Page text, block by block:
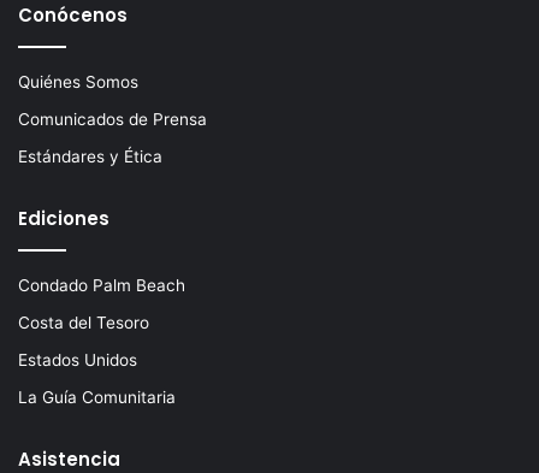
Conócenos
Quiénes Somos
Comunicados de Prensa
Estándares y Ética
Ediciones
Condado Palm Beach
Costa del Tesoro
Estados Unidos
La Guía Comunitaria
Asistencia